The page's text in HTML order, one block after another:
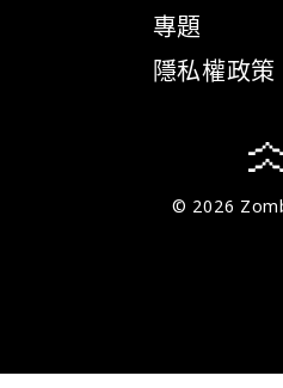
專題
隱私權政策
© 2026